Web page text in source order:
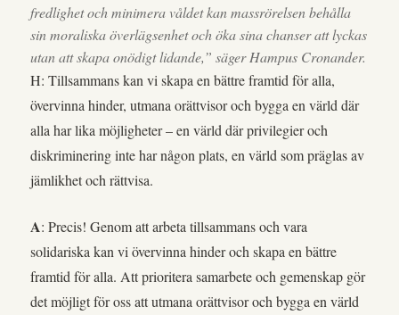
fredlighet och minimera våldet kan massrörelsen behålla
sin moraliska överlägsenhet och öka sina chanser att lyckas
utan att skapa onödigt lidande,” säger Hampus Cronander.
H: Tillsammans kan vi skapa en bättre framtid för alla,
övervinna hinder, utmana orättvisor och bygga en värld där
alla har lika möjligheter – en värld där privilegier och
diskriminering inte har någon plats, en värld som präglas av
jämlikhet och rättvisa.
A: Precis! Genom att arbeta tillsammans och vara
solidariska kan vi övervinna hinder och skapa en bättre
framtid för alla. Att prioritera samarbete och gemenskap gör
det möjligt för oss att utmana orättvisor och bygga en värld